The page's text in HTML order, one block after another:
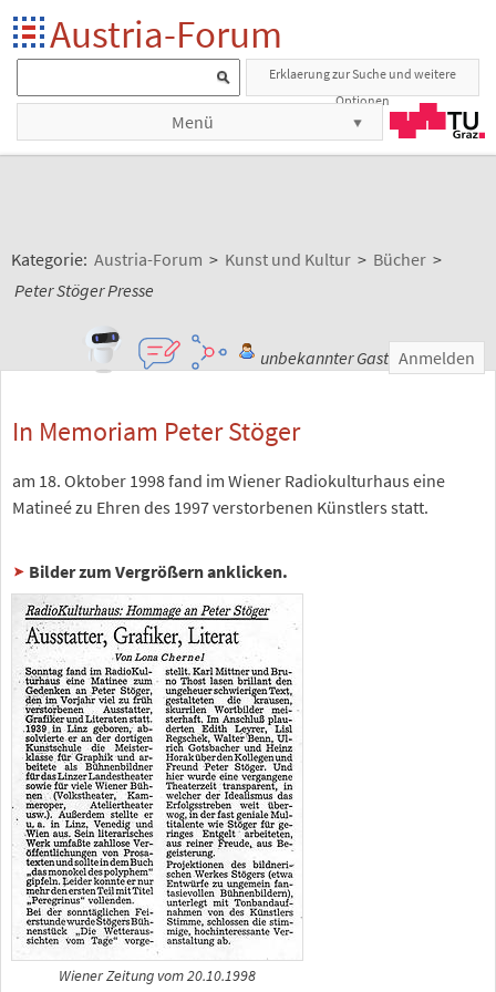
Austria-Forum
Erklaerung zur Suche und weitere
Optionen
Menü
Kategorie: Austria-Forum > Kunst und Kultur > Bücher >
Peter Stöger Presse
unbekannter Gast Anmelden
In Memoriam Peter Stöger
am 18. Oktober 1998 fand im Wiener Radiokulturhaus eine
Matineé zu Ehren des 1997 verstorbenen Künstlers statt.
Bilder zum Vergrößern anklicken.
Wiener Zeitung vom 20.10.1998